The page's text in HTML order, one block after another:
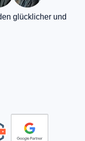
glücklicher und